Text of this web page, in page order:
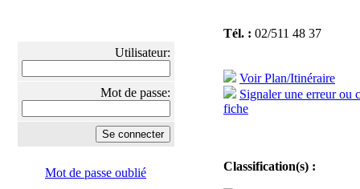
Utilisateur:
Mot de passe:
Mot de passe oublié
Tél. : 02/511 48 37
Voir Plan/Itinéraire
Signaler une erreur ou
fiche
Classification(s) :